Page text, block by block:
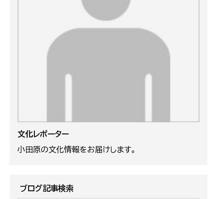
文化レポーター
小田原の文化情報をお届けします。
ブログ記事検索